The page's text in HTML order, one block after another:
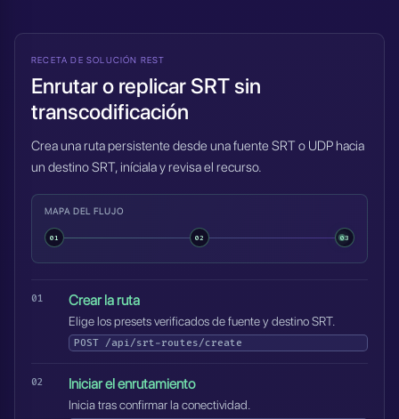
RECETA DE SOLUCIÓN REST
Enrutar o replicar SRT sin
transcodificación
Crea una ruta persistente desde una fuente SRT o UDP hacia
un destino SRT, iníciala y revisa el recurso.
MAPA DEL FLUJO
01 02 03
Crear la ruta
Elige los presets verificados de fuente y destino SRT.
POST /api/srt-routes/create
Iniciar el enrutamiento
Inicia tras confirmar la conectividad.